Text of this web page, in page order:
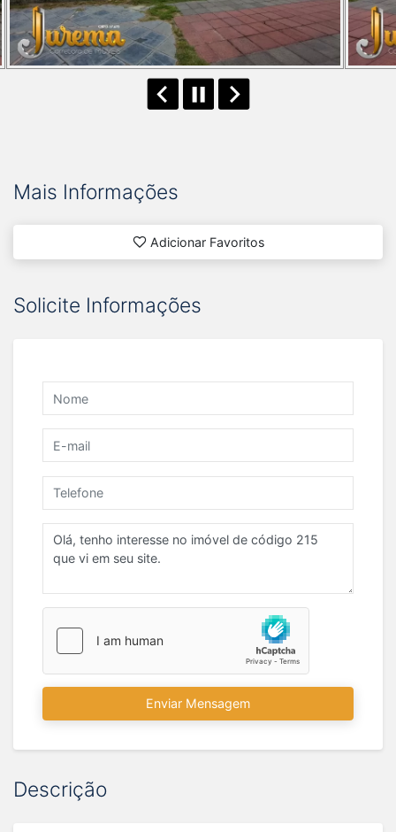
Mais Informações
Adicionar Favoritos
Solicite Informações
Enviar Mensagem
Descrição